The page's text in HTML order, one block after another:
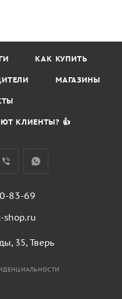
КАК КУПИТЬ
МАГАЗИНЫ
КЛИЕНТЫ? 👍
83-69
shop.ru
35, Тверь